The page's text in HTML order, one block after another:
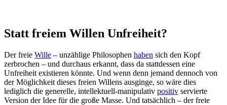
Statt freiem Willen Unfreiheit?
Der freie Wille – unzählige Philosophen haben sich den Kopf
zerbrochen – und durchaus erkannt, dass da stattdessen eine
Unfreiheit existieren könnte. Und wenn denn jemand dennoch von
der Möglichkeit dieses freien Willens ausginge, so wäre dies
lediglich die generelle, intellektuell-manipulativ positiv servierte
Version der Idee für die große Masse. Und tatsächlich – der freie